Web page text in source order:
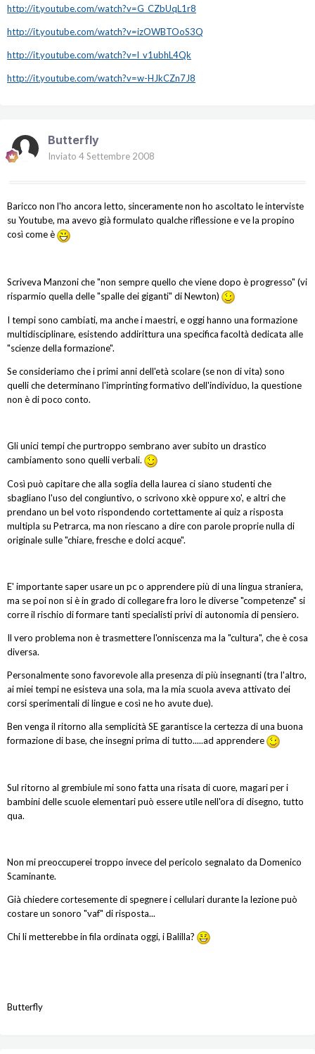
http://it.youtube.com/watch?v=G_CZbUqL1r8
http://it.youtube.com/watch?v=izOWBTOoS3Q
http://it.youtube.com/watch?v=l_v1ubhL4Qk
http://it.youtube.com/watch?v=w-HJkCZn7J8
Butterfly
Inviato 4 Settembre 2008
Baricco non l'ho ancora letto, sinceramente non ho ascoltato le interviste
su Youtube, ma avevo già formulato qualche riflessione e ve la propino
così come è
Scriveva Manzoni che "non sempre quello che viene dopo è progresso" (vi
risparmio quella delle "spalle dei giganti" di Newton)
I tempi sono cambiati, ma anche i maestri, e oggi hanno una formazione
multidisciplinare, esistendo addirittura una specifica facoltà dedicata alle
"scienze della formazione".
Se consideriamo che i primi anni dell'età scolare (se non di vita) sono
quelli che determinano l'imprinting formativo dell'individuo, la questione
non è di poco conto.
Gli unici tempi che purtroppo sembrano aver subito un drastico
cambiamento sono quelli verbali.
Così può capitare che alla soglia della laurea ci siano studenti che
sbagliano l'uso del congiuntivo, o scrivono xkè oppure xo', e altri che
prendano un bel voto rispondendo cortettamente ai quiz a risposta
multipla su Petrarca, ma non riescano a dire con parole proprie nulla di
originale sulle "chiare, fresche e dolci acque".
E' importante saper usare un pc o apprendere più di una lingua straniera,
ma se poi non si è in grado di collegare fra loro le diverse "competenze" si
corre il rischio di formare tanti specialisti privi di autonomia di pensiero.
Il vero problema non è trasmettere l'onniscenza ma la "cultura", che è cosa
diversa.
Personalmente sono favorevole alla presenza di più insegnanti (tra l'altro,
ai miei tempi ne esisteva una sola, ma la mia scuola aveva attivato dei
corsi sperimentali di lingue e così ne ho avute due).
Ben venga il ritorno alla semplicità SE garantisce la certezza di una buona
formazione di base, che insegni prima di tutto.....ad apprendere
Sul ritorno al grembiule mi sono fatta una risata di cuore, magari per i
bambini delle scuole elementari può essere utile nell'ora di disegno, tutto
qua.
Non mi preoccuperei troppo invece del pericolo segnalato da Domenico
Scaminante.
Già chiedere cortesemente di spegnere i cellulari durante la lezione può
costare un sonoro "vaf" di risposta...
Chi li metterebbe in fila ordinata oggi, i Balilla?
Butterfly